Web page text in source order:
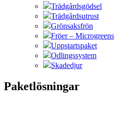
Trädgårdsgödsel
Trädgårdsutrust
Grönsaksfrön
Fröer – Microgreens
Uppstartspaket
Odlingssystem
Skadedjur
Paketlösningar